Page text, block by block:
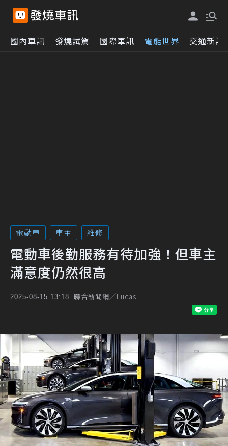
國內車訊 發燒試駕 國際車訊 電能世界 交通新訊
電動車 車主 維修
電動車後勤服務有待加強！但車主
滿意度仍然很高
2025-08-15 13:18 聯合新聞網／Lucas